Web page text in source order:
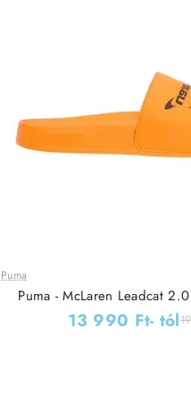
Leárazás
Puma
Puma - McLaren Leadcat
13 990 Ft- tól